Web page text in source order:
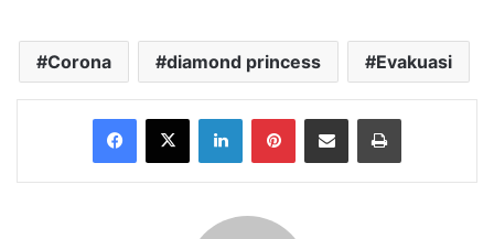
Corona diamond princess Evakuasi
Facebook
X LinkedInPinterestShare via Email Print